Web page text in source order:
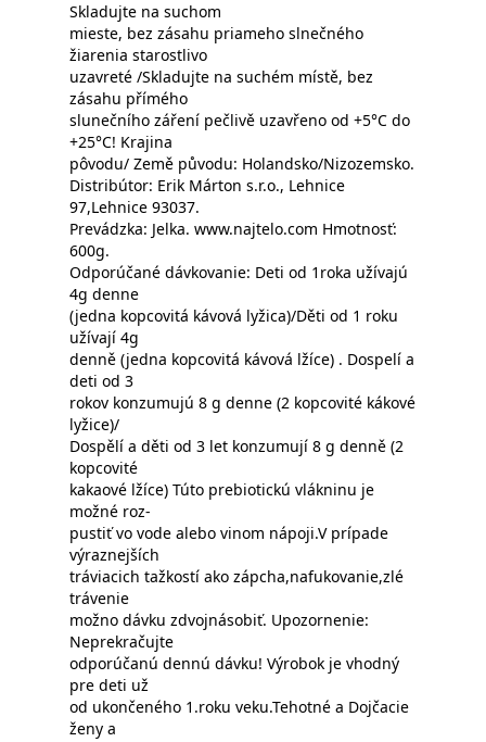
Skladujte na suchom
mieste, bez zásahu priameho slnečného
žiarenia starostlivo
uzavreté /Skladujte na suchém místě, bez
zásahu přímého
slunečního záření pečlivě uzavřeno od +5°C do
+25°C! Krajina
pôvodu/ Země původu: Holandsko/Nizozemsko.
Distribútor: Erik Márton s.r.o., Lehnice
97,Lehnice 93037.
Prevádzka: Jelka. www.najtelo.com Hmotnosť:
600g.
Odporúčané dávkovanie: Deti od 1roka užívajú
4g denne
(jedna kopcovitá kávová lyžica)/Děti od 1 roku
užívají 4g
denně (jedna kopcovitá kávová lžíce) . Dospelí a
deti od 3
rokov konzumujú 8 g denne (2 kopcovité kákové
lyžice)/
Dospělí a děti od 3 let konzumují 8 g denně (2
kopcovité
kakaové lžíce) Túto prebiotickú vlákninu je
možné roz-
pustiť vo vode alebo vinom nápoji.V prípade
výraznejších
tráviacich tažkostí ako zápcha,nafukovanie,zlé
trávenie
možno dávku zdvojnásobiť. Upozornenie:
Neprekračujte
odporúčanú dennú dávku! Výrobok je vhodný
pre deti už
od ukončeného 1.roku veku.Tehotné a Dojčacie
ženy a